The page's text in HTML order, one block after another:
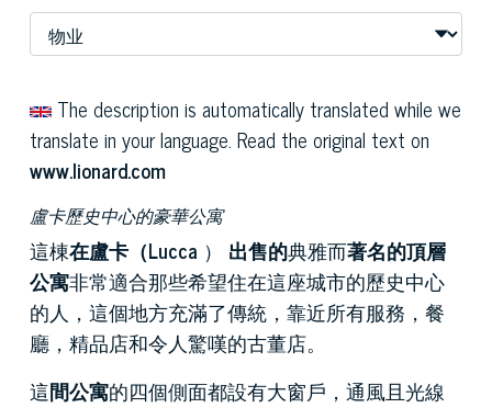
The description is automatically translated while we
translate in your language. Read the original text on
www.lionard.com
盧卡歷史中心的豪華公寓
這棟在盧卡（Lucca ） 出售的典雅而著名的頂層
公寓非常適合那些希望住在這座城市的歷史中心
的人，這個地方充滿了傳統，靠近所有服務，餐
廳，精品店和令人驚嘆的古董店。
這間公寓的四個側面都設有大窗戶，通風且光線